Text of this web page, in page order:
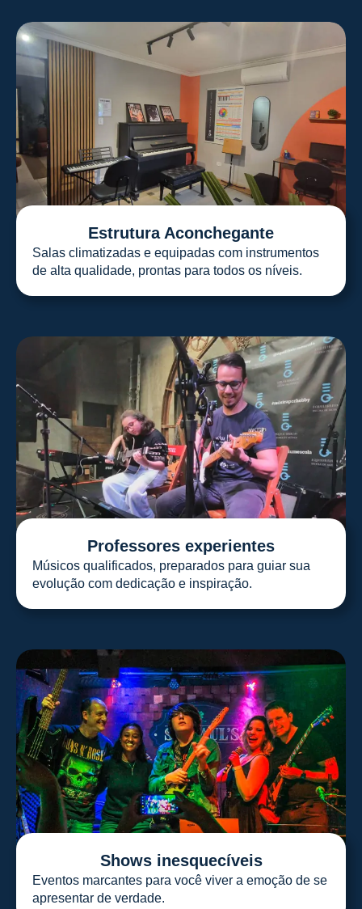
Estrutura Aconchegante
Salas climatizadas e equipadas com instrumentos
de alta qualidade, prontas para todos os níveis.
Professores experientes
Músicos qualificados, preparados para guiar sua
evolução com dedicação e inspiração.
Shows inesquecíveis
Eventos marcantes para você viver a emoção de se
apresentar de verdade.